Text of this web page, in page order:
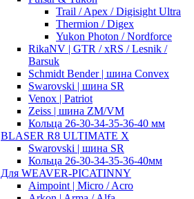
Trail / Apex / Digisight Ultra
Thermion / Digex
Yukon Photon / Nordforce
RikaNV | GTR / xRS / Lesnik /
Barsuk
Schmidt Bender | шина Convex
Swarovski | шина SR
Venox | Patriot
Zeiss | шина ZM/VM
Кольца 26-30-34-35-36-40 мм
BLASER R8 ULTIMATE X
Swarovski | шина SR
Кольца 26-30-34-35-36-40мм
Для WEAVER-PICATINNY
Aimpoint | Micro / Acro